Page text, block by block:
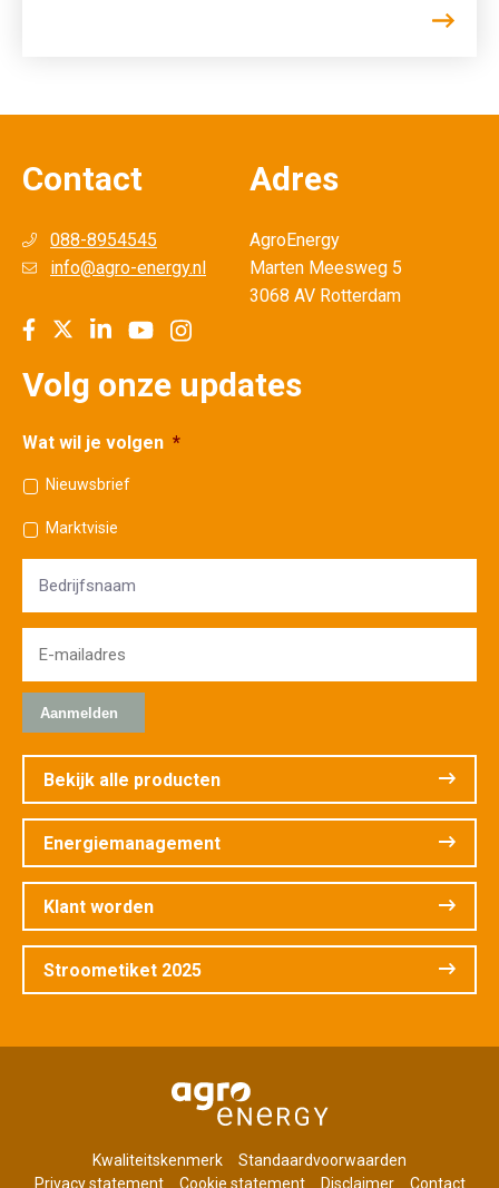
Contact
088-8954545
info@agro-energy.nl
Adres
AgroEnergy
Marten Meesweg 5
3068 AV Rotterdam
Volg onze updates
Wat wil je volgen *
Nieuwsbrief
Marktvisie
mailadres *
Bekijk alle producten
Energiemanagement
Klant worden
Stroometiket 2025
Kwaliteitskenmerk
Standaardvoorwaarden
Privacy statement
Cookie statement Disclaimer Contact